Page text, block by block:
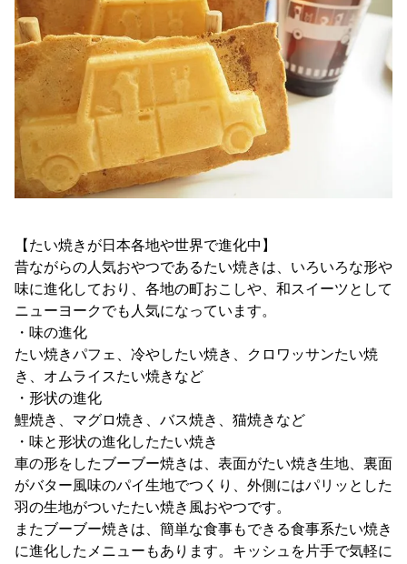
【たい焼きが日本各地や世界で進化中】
昔ながらの人気おやつであるたい焼きは、いろいろな形や
味に進化しており、各地の町おこしや、和スイーツとして
ニューヨークでも人気になっています。
・味の進化
たい焼きパフェ、冷やしたい焼き、クロワッサンたい焼
き、オムライスたい焼きなど
・形状の進化
鯉焼き、マグロ焼き、バス焼き、猫焼きなど
・味と形状の進化したたい焼き
車の形をしたブーブー焼きは、表面がたい焼き生地、裏面
がバター風味のパイ生地でつくり、外側にはパリッとした
羽の生地がついたたい焼き風おやつです。
またブーブー焼きは、簡単な食事もできる食事系たい焼き
に進化したメニューもあります。キッシュを片手で気軽に